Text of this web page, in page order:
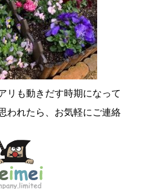
リも動きだす時期になって
われたら、お気軽にご連絡